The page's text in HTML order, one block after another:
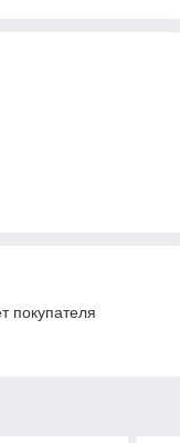
покупателя